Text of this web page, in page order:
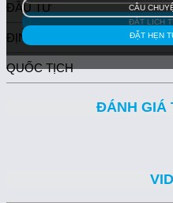
ĐẶT LỊCH
CÂU
ĐẶT HẸN
ĐẦU TƯ
ĐỊNH CƯ
QUỐC TỊCH
ĐÁNH GIÁ